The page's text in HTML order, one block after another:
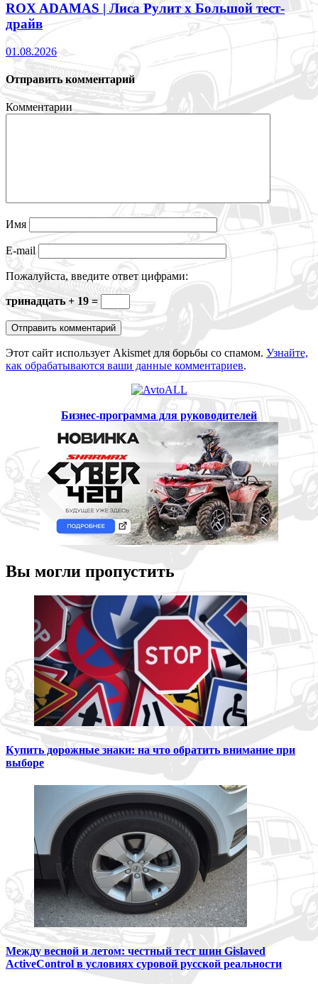
ROX ADAMAS | Лиса Рулит х Большой тест-
драйв
01.08.2026
Отправить комментарий
Комментарии
Имя
E-mail
Пожалуйста, введите ответ цифрами:
тринадцать + 19 =
Этот сайт использует Akismet для борьбы со спамом. Узнайте,
как обрабатываются ваши данные комментариев.
Бизнес-программа для руководителей
Вы могли пропустить
Купить дорожные знаки: на что обратить внимание при
выборе
Между весной и летом: честный тест шин Gislaved
ActiveControl в условиях суровой русской реальности